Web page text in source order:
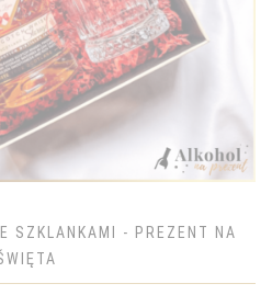
SZKLANKAMI - PREZENT NA